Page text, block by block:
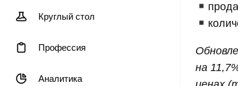
Круглый стол
Профессия
Аналитика
на